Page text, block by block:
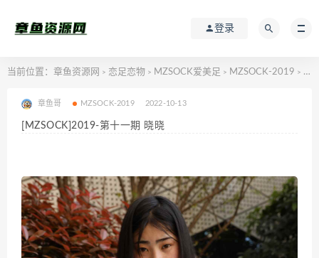
登录
当前位置： 章鱼资源网 > 恋足恋物 > MZSOCK爱美足 > MZSOCK-2019 >
章鱼哥 MZSOCK-2019 2022-10-13
[MZSOCK]2019-第十一期 晓晓